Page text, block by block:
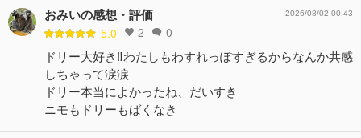
おみいの感想・評価
5.0 2 0
2026/08/02 00:43
ドリー大好き‼️わたしもわすれっぽすぎるからなんか共感
しちゃって涙涙
ドリー本当によかったね、だいすき
ニモもドリーもばくなき